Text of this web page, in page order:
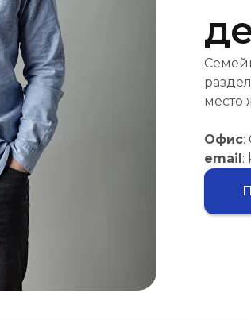
место
Офис:
email: